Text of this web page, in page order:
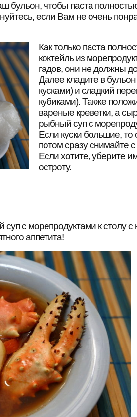
бульон, чтобы паста
если Вам не очень
Как только паста
коктейль из
гадов, они не должны
Далее кладите в
кусками) и сладкий
кубиками). Также
вареные креветки, а
рыбный суп с
Если куски большие, то
потом сразу снимайте
Если хотите, уберите
остроту.
с морепродуктами к столу
аппетита!